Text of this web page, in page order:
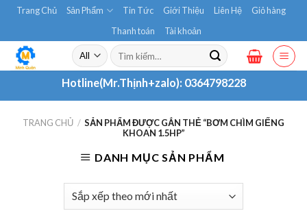
Skip
content
Trang Chủ Sản Phẩm Tin Tức Giới Thiệu Liên Hệ
Giỏ hàng
Thanh toán
Tài khoản
Tìm
kiếm:
Hotline(Mr.Thịnh+zalo): 0364798228
TRANG CHỦ / SẢN PHẨM ĐƯỢC GẮN THẺ “BƠM CHÌM GIẾNG
KHOAN 1.5HP”
DANH MỤC SẢN PHẨM